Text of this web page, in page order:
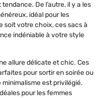
De l’autre, il y a les
idéal pour les
soit votre choix, ces sacs à
indéniable à votre style
allure délicate et chic. Ces
pour sortir en soirée ou
est privilégié.
pour les femmes